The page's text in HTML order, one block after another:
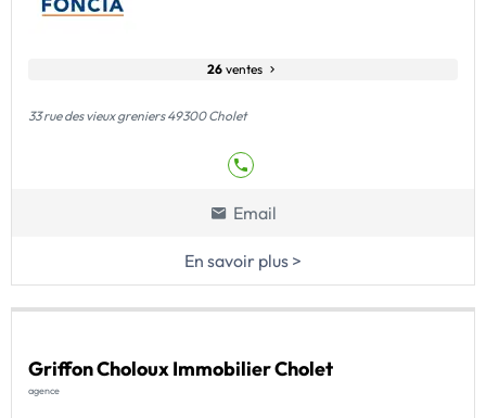
26 ventes
33 rue des vieux greniers 49300 Cholet
Email
En savoir plus >
Griffon Choloux Immobilier Cholet
agence